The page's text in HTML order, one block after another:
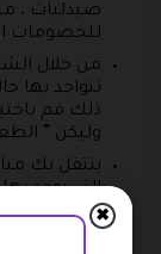
صيدليات ،
للخصومات
من خلال
تتواجد بها
ذلك قم
وليكن ”
ينتقل بك
التي يوجد
المطعم
المتوفرة به .
✖